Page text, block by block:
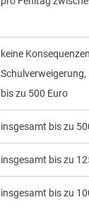
keine
Schulverweigerung,
bis zu 500 Euro
insgesamt bis zu
insgesamt bis zu
insgesamt bis zu